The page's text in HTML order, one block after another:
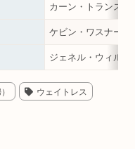
カーン・トランス
ケビン・ワスナー
ジェネル・ウィルソ
ウェイトレス